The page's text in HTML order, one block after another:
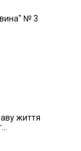
№ 3
життя